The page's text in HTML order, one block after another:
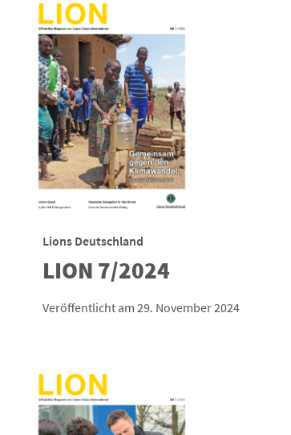
Lions Deutschland
LION 7/2024
Veröffentlicht am 29. November 2024